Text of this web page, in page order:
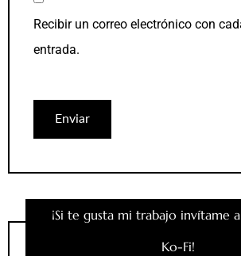
Recibir un correo electrónico con
entrada.
¡Si te gusta mi trabajo invítame
Ko-Fi!